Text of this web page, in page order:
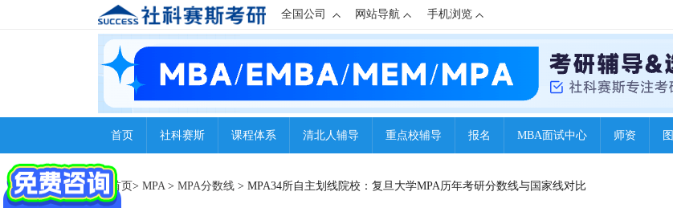
全国公司 网站导航 手机浏览
首页 社科赛斯 课程体系 清北人辅导 重点校辅导 报名 MBA面试中心 师资
首页> MPA> MPA分数线 > MPA34所自主划线院校：复旦大学MPA历年考研分数线与国家线对比